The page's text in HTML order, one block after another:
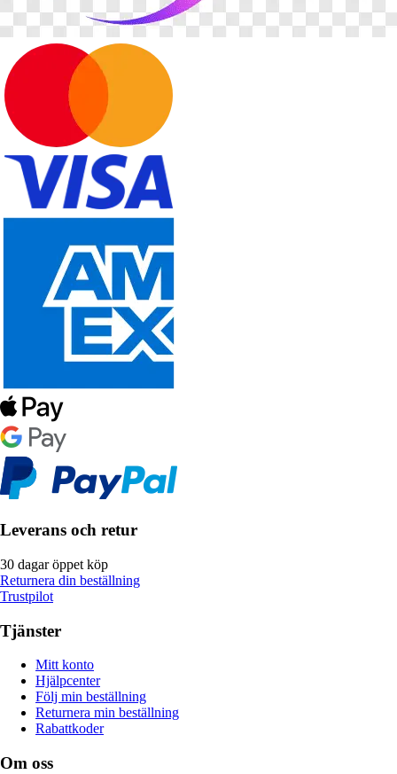
Leverans och retur
30 dagar öppet köp
Returnera din beställning
Trustpilot
Tjänster
Mitt konto
Hjälpcenter
Följ min beställning
Returnera min beställning
Rabattkoder
Om oss